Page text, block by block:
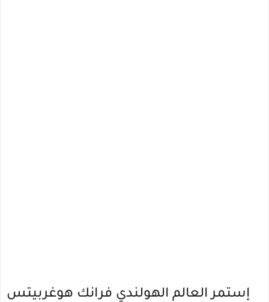
إستمر العالم الهولندي فرانك هوغربيتس